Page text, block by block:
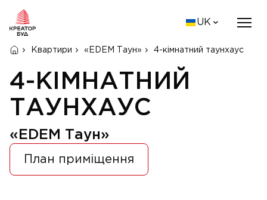
UK
Квартири «EDEM Таун» 4-кімнатний таунхаус
4-КІМНАТНИЙ
ТАУНХАУС
«EDEM Таун»
План приміщення